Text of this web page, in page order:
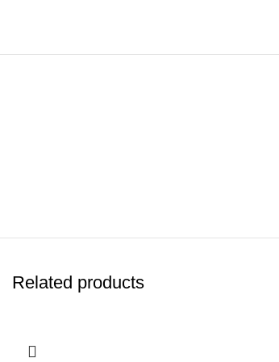
Related products